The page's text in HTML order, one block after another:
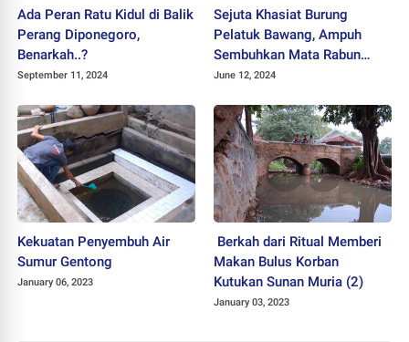
Ada Peran Ratu Kidul di Balik
Perang Diponegoro,
Benarkah..?
September 11, 2024
Sejuta Khasiat Burung
Pelatuk Bawang, Ampuh
Sembuhkan Mata Rabun
Hingga Cegah
June 12, 2024
Kekuatan Penyembuh Air
Sumur Gentong
January 06, 2023
Berkah dari Ritual Memberi
Makan Bulus Korban
Kutukan Sunan Muria (2)
January 03, 2023